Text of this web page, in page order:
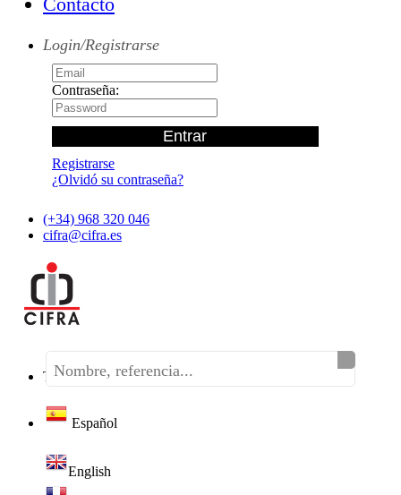
Login/Registrarse
Contraseña:
Registrarse
¿Olvidó su contraseña?
(+34) 968 320 046
cifra@cifra.es
Teléfono:(+34) 968 320 046
Español
English